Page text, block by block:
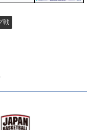
戦